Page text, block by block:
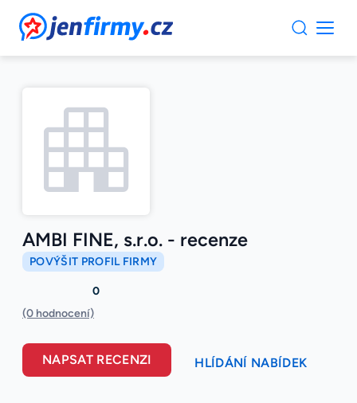
JenFirmy.cz
AMBI FINE, s.r.o. - recenze
POVÝŠIT PROFIL FIRMY
0
(0 hodnocení)
NAPSAT RECENZI HLÍDÁNÍ NABÍDEK